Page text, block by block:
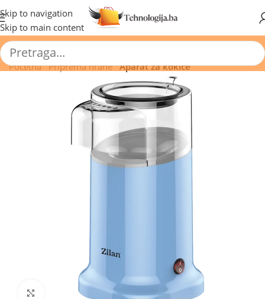
Skip to navigation
Skip to main content
🔥 Pogledajte aktuelne akcije 🔥
Početna/ Priprema hrane/ Aparat za kokice
Kliknite za uvećanje